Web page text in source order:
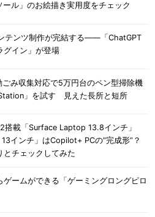
ール」のお絵描き実用度をチェック
テンツ制作が完結する――「ChatGPT
グイン」が登場
ごみ収集対応で5万円台のペン型掃除機
Station」を試す 見えた長所と短所
搭載「Surface Laptop 13.8インチ」
13インチ」はCopilot+ PCの“完成形”？
とチェックしてみた
ゲームができる「ゲーミングロングピロ